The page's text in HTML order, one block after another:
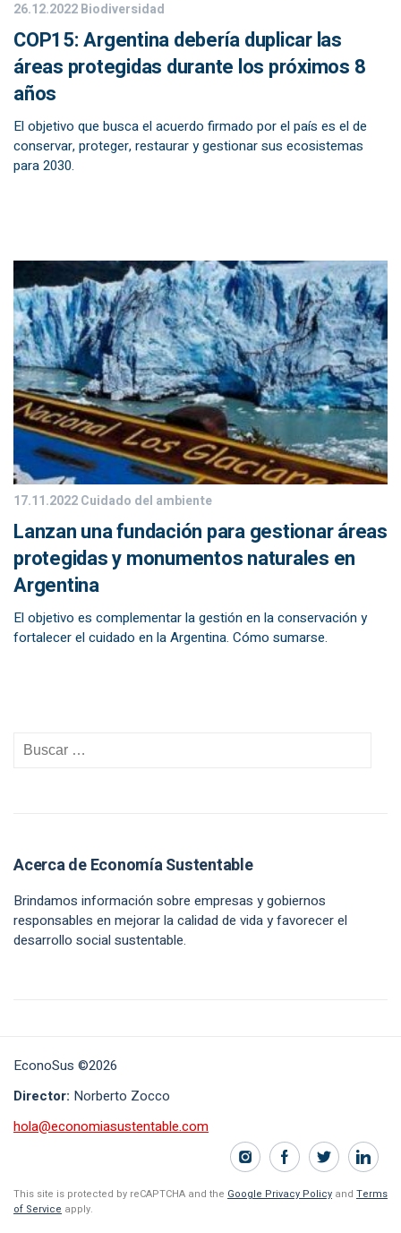
26.12.2022Biodiversidad
COP15: Argentina debería duplicar las
áreas protegidas durante los próximos 8
años
El objetivo que busca el acuerdo firmado por el país es el de
conservar, proteger, restaurar y gestionar sus ecosistemas
para 2030.
17.11.2022Cuidado del ambiente
Lanzan una fundación para gestionar áreas
protegidas y monumentos naturales en
Argentina
El objetivo es complementar la gestión en la conservación y
fortalecer el cuidado en la Argentina. Cómo sumarse.
Acerca de Economía Sustentable
Brindamos información sobre empresas y gobiernos
responsables en mejorar la calidad de vida y favorecer el
desarrollo social sustentable.
EconoSus ©2026
Director: Norberto Zocco
hola@economiasustentable.com
This site is protected by reCAPTCHA and the Google Privacy Policy and Terms
of Service apply.